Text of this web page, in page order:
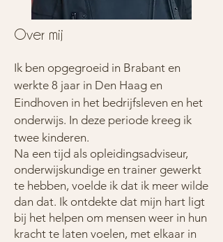
Over mij
Ik ben opgegroeid in Brabant en
werkte 8 jaar in Den Haag en
Eindhoven in het bedrijfsleven en het
onderwijs. In deze periode kreeg ik
twee kinderen.
Na een tijd als opleidingsadviseur,
onderwijskundige en trainer gewerkt
te hebben, voelde ik dat ik meer wilde
dan dat. Ik ontdekte dat mijn hart ligt
bij het helpen om mensen weer in hun
kracht te laten voelen, met elkaar in